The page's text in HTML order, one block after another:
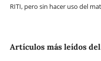
RITI, pero sin hacer uso del
Artículos más leídos